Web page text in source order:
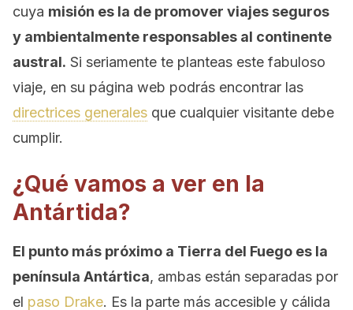
cuya misión es la de promover viajes seguros
y ambientalmente responsables al continente
austral. Si seriamente te planteas este fabuloso
viaje, en su página web podrás encontrar las
directrices generales que cualquier visitante debe
cumplir.
¿Qué vamos a ver en la
Antártida?
El punto más próximo a Tierra del Fuego es la
península Antártica, ambas están separadas por
el paso Drake. Es la parte más accesible y cálida